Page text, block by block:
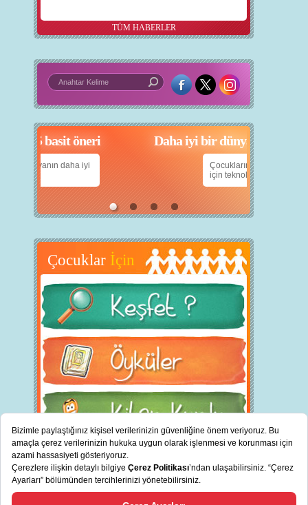
TÜM HABERLER
5 basit öneri
daha iyi
Daha iyi bir dünya için yapay zekâ
Çocuklarımıza daha güzel bir dünya bırakabilmek
Çocuklar İçin